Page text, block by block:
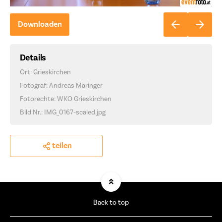
Downloaden
Details
Ort: Grieskirchen
Fotograf: Andreas Maringer
Fotorechte: WKO Grieskirchen
Bild Nr.: IMG_0167-scaled.jpg
teilen
Back to top